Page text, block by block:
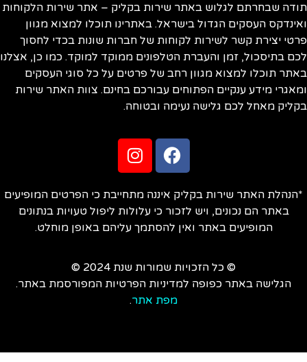
שבחרתם לגלוש באתר שירות בקליק – אתר שירות הלקוחות
העסקים הגדול בישראל. באתרינו תוכלו למצוא מגוון
יצירת קשר לשירות לקוחות של חברות שונות בכדי לחסוך
בתיסכול, זמן והעברת הטלפונים ממוקד למוקד. כמו כן, אצלנו
תוכלו למצוא מגוון רחב של פרטים על כל סוגי העסקים
מידע ענקיים הפתוחים עבורכם בחינם. צוות האתר שירות
מאחל לכם גלישה נעימה ובטוחה.
האתר שירות בקליק איננה מתחייבת כי הפרטים המופיעים
באתר הם נכונים, ויש לזכור כי עלולות ליפול טעויות בנתונים
המופיעים באתר ואין להסתמך עליהם באופן מוחלט.
© כל הזכויות שמורות שנת 2024 ©
הגלישה באתר כפופה למדיניות הפרטיות המפורסמת באתר.
מפת אתר.